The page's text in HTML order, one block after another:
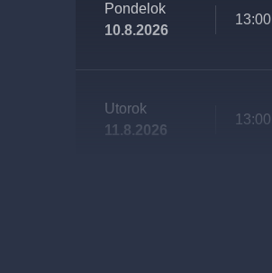
Pondelok
10.8.2026
13:00
Utorok
11.8.2026
13:00